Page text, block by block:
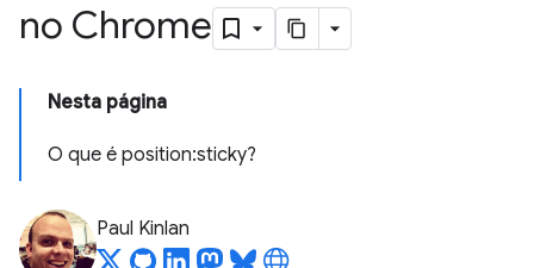
no Chrome
Nesta página
O que é position:sticky?
Paul Kinlan